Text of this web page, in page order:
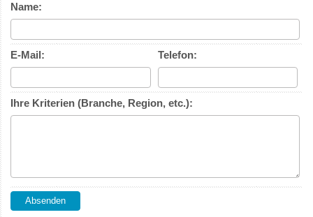
Name:
E-Mail: Telefon:
Ihre Kriterien (Branche, Region, etc.):